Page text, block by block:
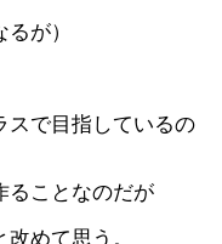
が）
スで目指しているの
ることなのだが
めて思う。